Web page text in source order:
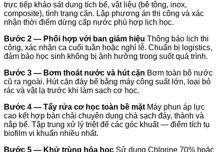
trực tiếp khảo sát dung tích bể, vật liệu (bê tông, inox,
composite), tình trạng cặn. Lập phương án thi công và xác
nhận thời điểm dừng cấp nước phù hợp lịch học.
Bước 2 — Phối hợp với ban giám hiệu Thông báo lịch thi
công, xác nhận ca cuối tuần hoặc nghỉ lễ. Chuẩn bị logistics,
đảm bảo học sinh không bị ảnh hưởng trong suốt quá trình.
Bước 3 — Bơm thoát nước và hút cặn Bơm toàn bộ nước
cũ ra ngoài. Hút cặn đáy bể bằng máy công suất lớn, loại bỏ
rác và vật lạ trước khi làm sạch cơ học.
Bước 4 — Tẩy rửa cơ học toàn bề mặt Máy phun áp lực
cao kết hợp bàn chải chuyên dụng chà sạch đáy, thành và
nắp bể. Tập trung xử lý triệt để các góc khuất — điểm tích tụ
biofilm vi khuẩn nhiều nhất.
Bước 5 — Khử trùng hóa học Sử dụng Chlorine 70% hoặc